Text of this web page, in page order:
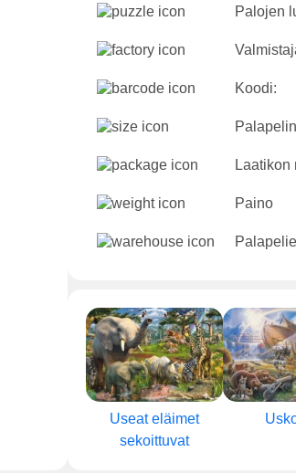
Palojen
Koodi:
Laatikon
Paino
Useat eläimet
sekoittuvat